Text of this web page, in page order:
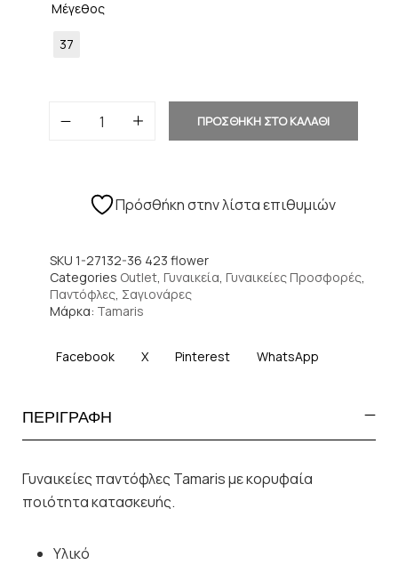
Μέγεθος
37
ΠΡΟΣΘΗΚΗ ΣΤΟ ΚΑΛΑΘΙ
Πρόσθήκη στην λίστα επιθυμιών
SKU 1-27132-36 423 flower
Categories Outlet Γυναικεία Γυναικείες Προσφορές
Παντόφλες Σαγιονάρες
Μάρκα: Tamaris
Facebook X Pinterest WhatsApp
ΠΕΡΙΓΡΑΦΗ
Γυναικείες παντόφλες Tamaris με κορυφαία
ποιότητα κατασκευής.
Υλικό